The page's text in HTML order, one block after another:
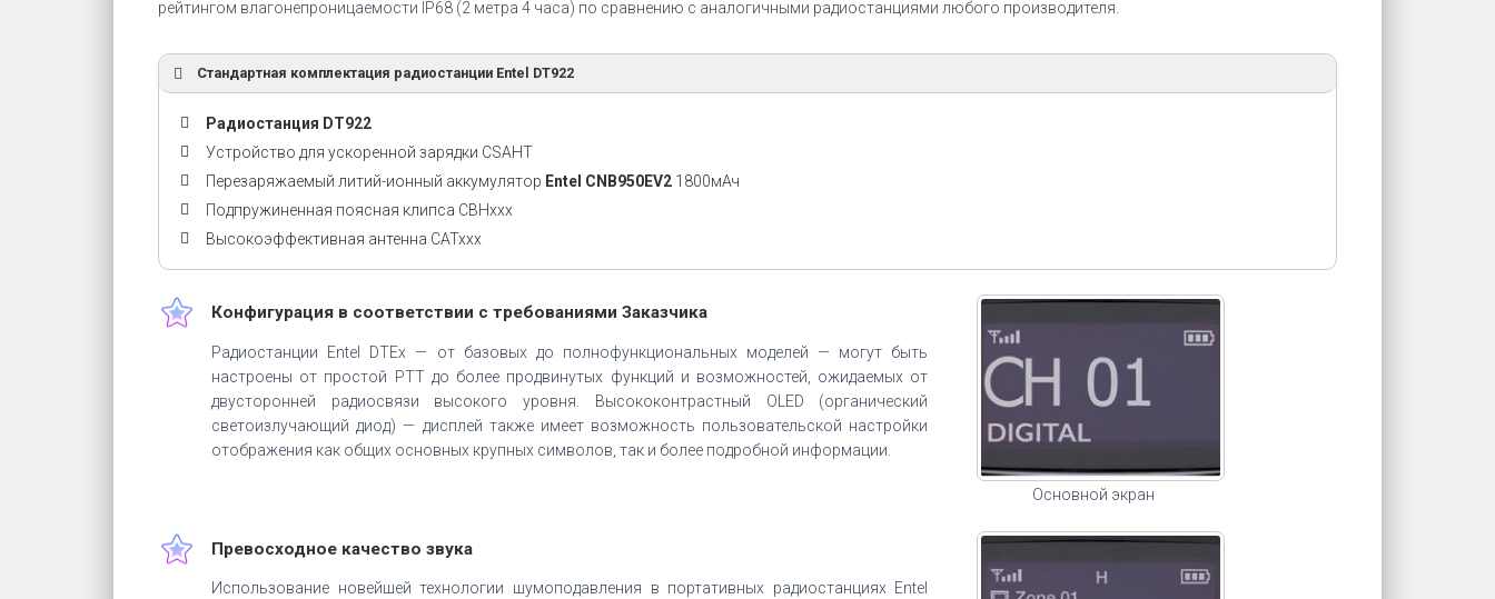
рейтингом влагонепроницаемости IP68 (2 метра 4 часа) по сравнению с аналогичными радиостанциями любого производителя.
Стандартная комплектация радиостанции Entel DT922
Радиостанция DT922
Устройство для ускоренной зарядки CSAHT
Перезаряжаемый литий-ионный аккумулятор Entel CNB950EV2 1800мАч
Подпружиненная поясная клипса CBHxxx
Высокоэффективная антенна CATxxx
Конфигурация в соответствии с требованиями Заказчика
Радиостанции Entel DTEx — от базовых до полнофункциональных моделей — могут быть
настроены от простой PТТ до более продвинутых функций и возможностей, ожидаемых от
двусторонней радиосвязи высокого уровня. Высококонтрастный OLED (органический
светоизлучающий диод) — дисплей также имеет возможность пользовательской настройки
отображения как общих основных крупных символов, так и более подробной информации.
Основной экран
Превосходное качество звука
Использование новейшей технологии шумоподавления в портативных радиостанциях Entel